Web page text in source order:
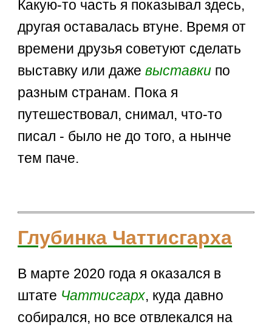
Какую-то часть я показывал здесь,
другая оставалась втуне. Время от
времени друзья советуют сделать
выставку или дажевыставки по
разным странам. Пока я
путешествовал, снимал, что-то
писал - было не до того, а нынче
тем паче.
Глубинка Чаттисгарха
В марте 2020 года я оказался в
штате Чаттисгарх, куда давно
собирался, но все отвлекался на